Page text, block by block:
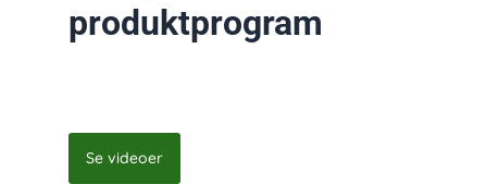
produktprogram
Se videoer